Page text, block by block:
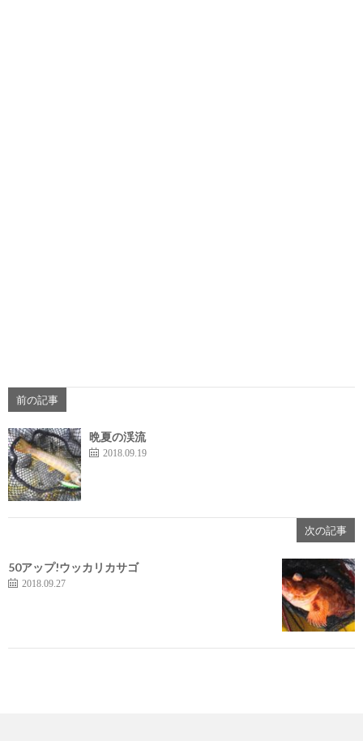
前の記事
晩夏の渓流
2018.09.19
次の記事
50アップ!ウッカリカサゴ
2018.09.27